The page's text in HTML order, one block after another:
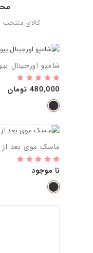
کالای منتخب
شامپو اورجینال
480,000 تومان
ماسک موی بعد از
نا موجود